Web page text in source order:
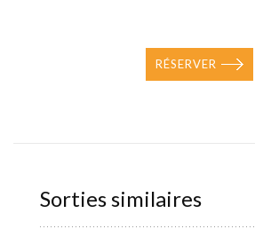
RÉSERVER
Sorties similaires